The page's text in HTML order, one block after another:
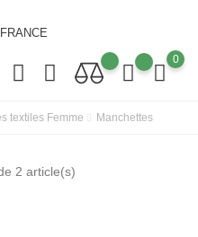
0
textiles Femme Manchettes
2 article(s)